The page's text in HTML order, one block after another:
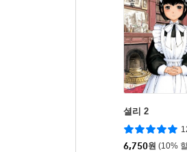
셜리 2
6,750원 (10%